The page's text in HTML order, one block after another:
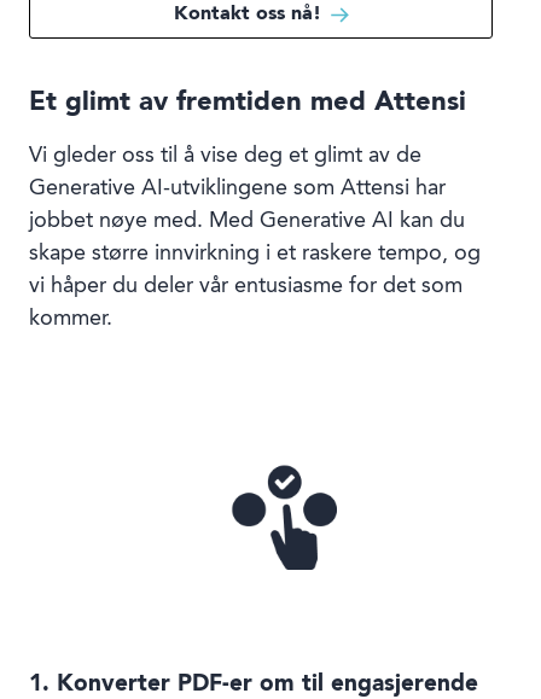
Kontakt oss nå!
Et glimt av fremtiden med Attensi
Vi gleder oss til å vise deg et glimt av de
Generative AI-utviklingene som Attensi har
jobbet nøye med. Med Generative AI kan du
skape større innvirkning i et raskere tempo, og
vi håper du deler vår entusiasme for det som
kommer.
1. Konverter PDF-er om til engasjerende